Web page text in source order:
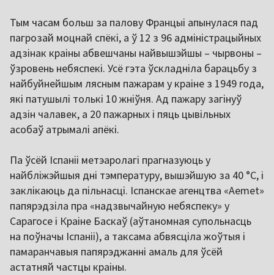
Тым часам больш за палову Францыі апынулася пад
пагрозай моцнай спёкі, а ў 12 з 96 адміністрацыйных
адзінак краіны абвешчаны найвышэйшы – чырвоны –
ўзровень небяспекі. Усё гэта ўскладніла барацьбу з
найбуйнейшым лясным пажарам у краіне з 1949 года,
які патушылі толькі 10 жніўня. Ад пажару загінуў
адзін чалавек, а 20 пажарных і пяць цывільных
асобаў атрымалі апёкі.
Па ўсёй Іспаніі метэаролагі прагназуюць у
найбліжэйшыя дні тэмпературу, вышэйшую за 40 °C, і
заклікаюць да пільнасці. Іспанскае агенцтва «Aemet»
папярэдзіла пра «надзвычайную небяспеку» у
Сарагосе і Краіне Баскаў (аўтаномная супольнасць
на поўначы Іспаніі), а таксама абвясціла жоўтыя і
памаранчавыя папярэджанні амаль для ўсёй
астатняй частцы краіны.